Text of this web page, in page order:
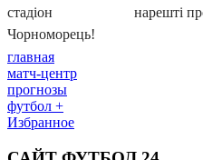
главная
матч-центр
прогнозы
футбол +
Избранное